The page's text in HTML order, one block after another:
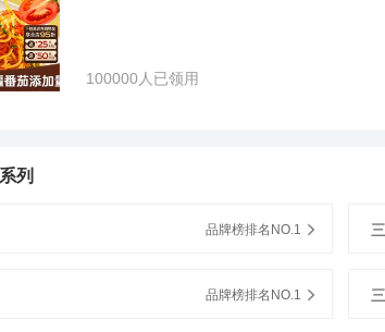
100000人已领用
列
品牌榜排名NO.1
品牌榜排名NO.1